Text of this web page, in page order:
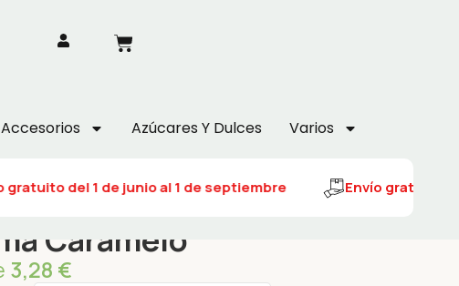
Accesorios Azúcares Y Dulces Varios
del 1 de junio al 1 de septiembre Envío gratuito del
Caramelo
3,28 €